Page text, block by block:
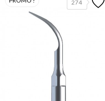
274